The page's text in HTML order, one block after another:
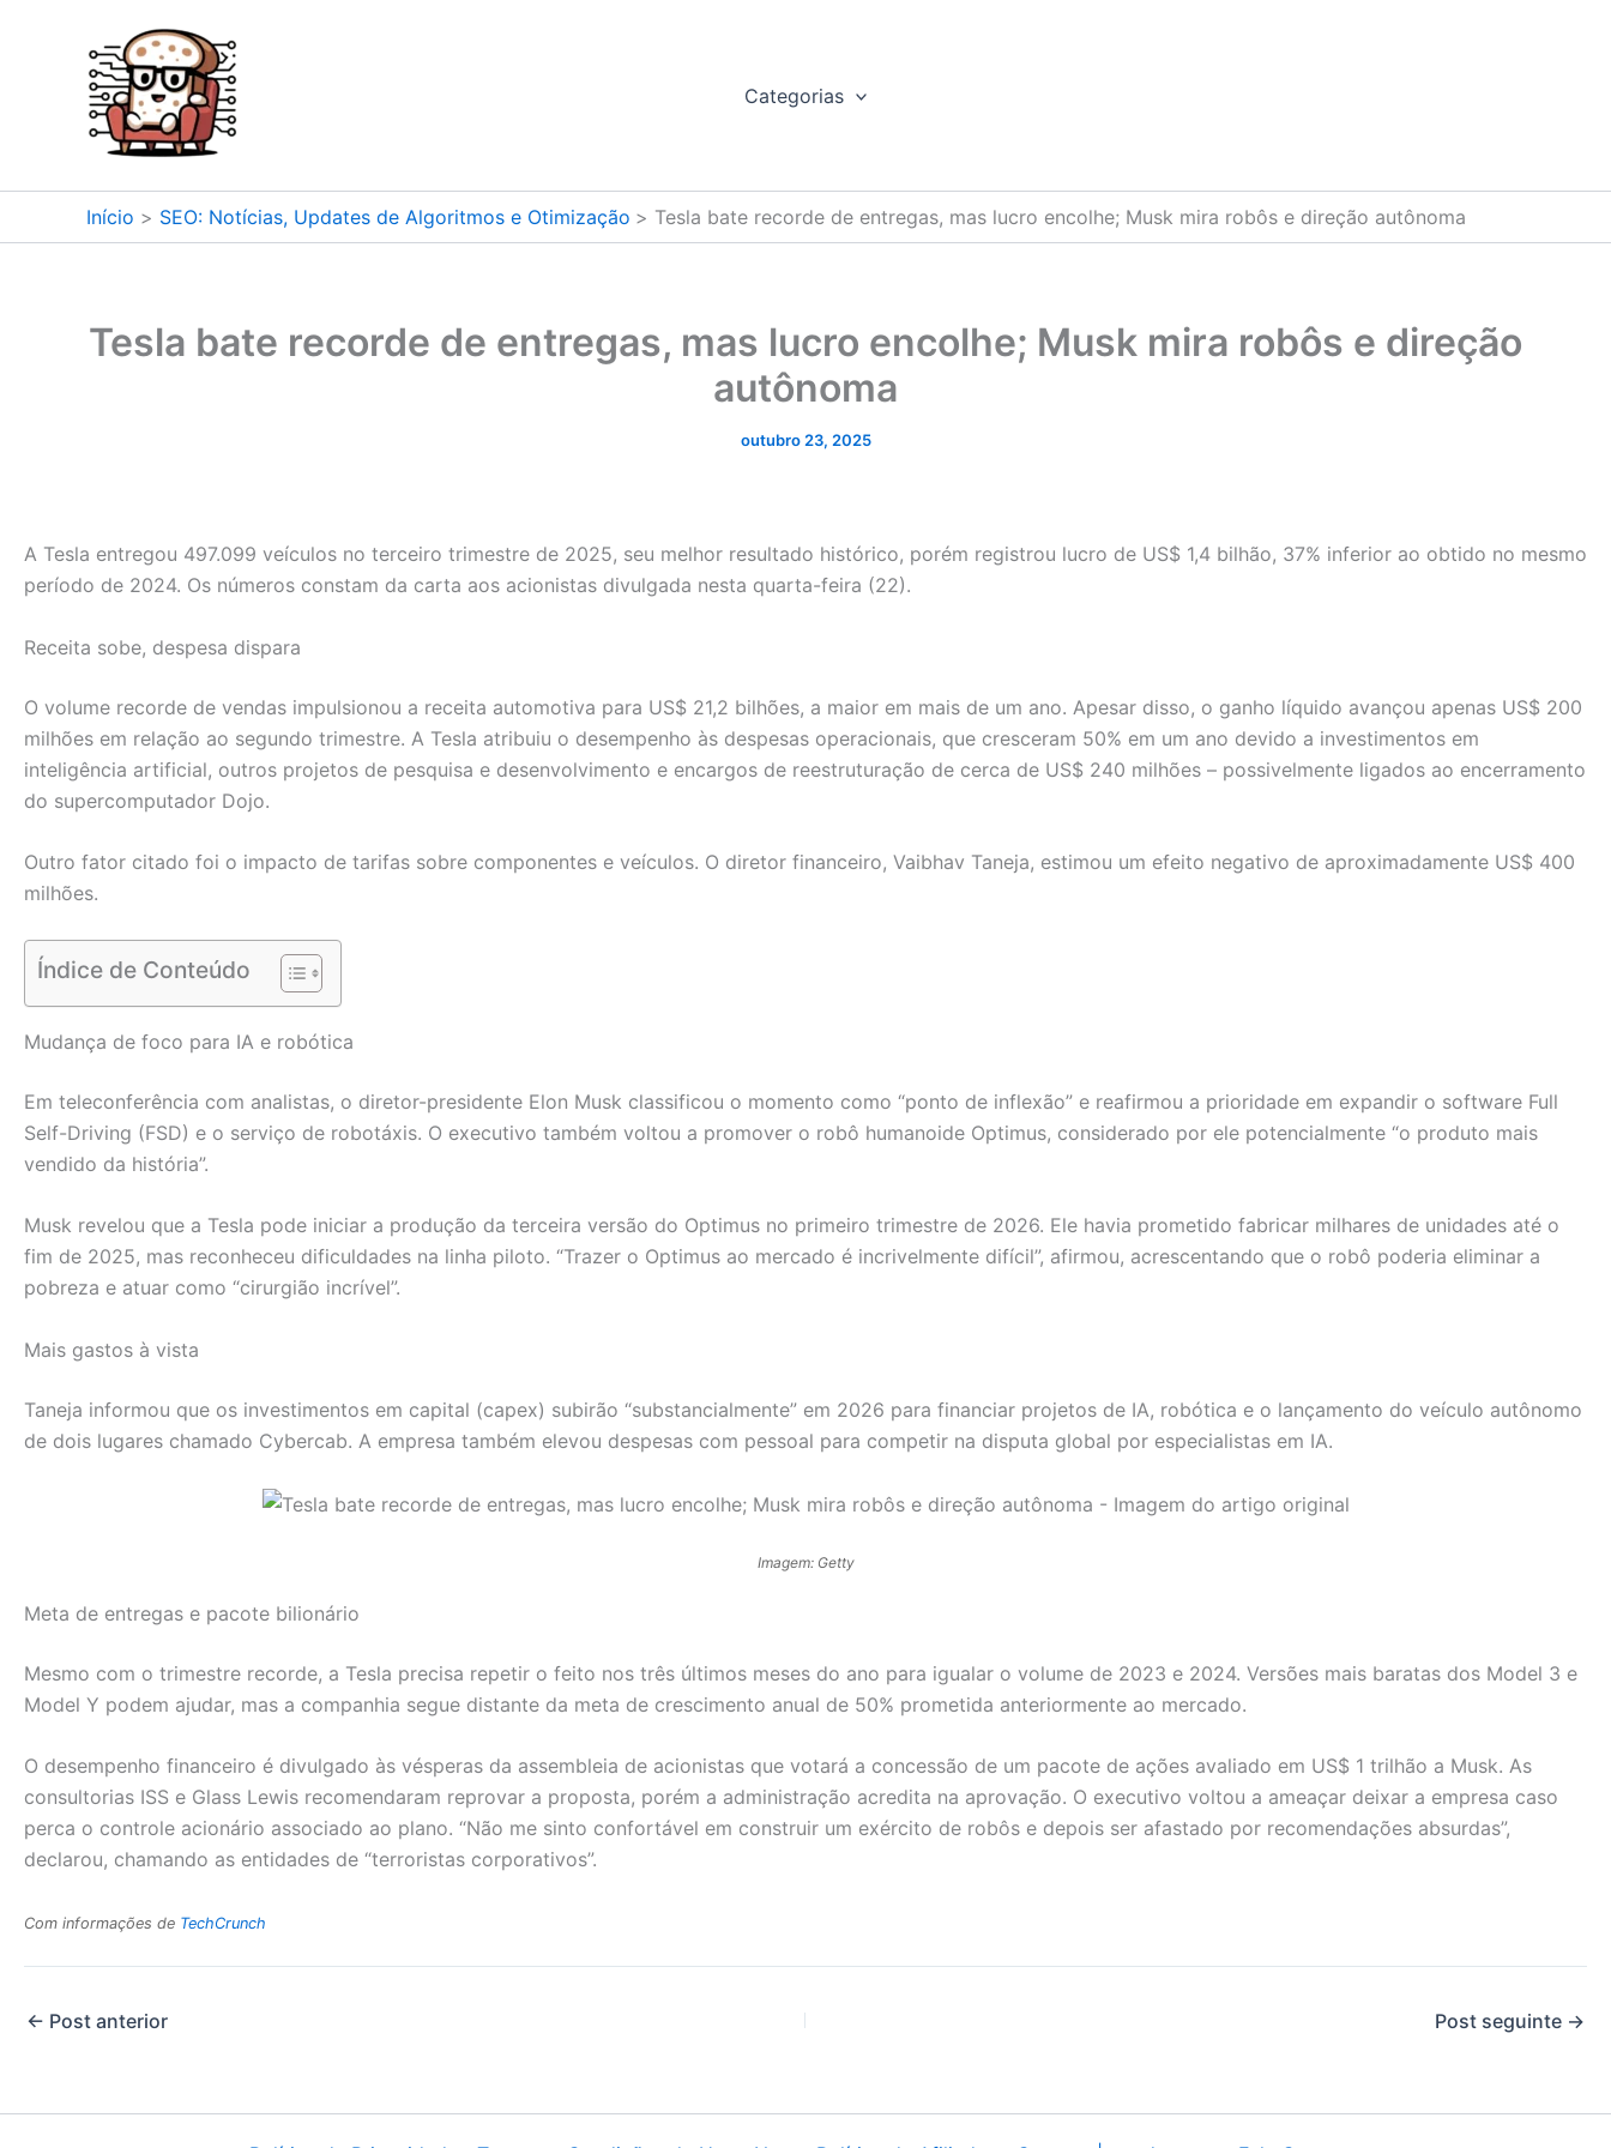
Categorias
Início SEO: Notícias, Updates de Algoritmos e Otimização Tesla bate recorde de entregas, mas lucro encolhe; Musk mira robôs e direção autônoma
Tesla bate recorde de entregas, mas lucro encolhe; Musk mira robôs e direção
autônoma
outubro 23, 2025
A Tesla entregou 497.099 veículos no terceiro trimestre de 2025, seu melhor resultado histórico, porém registrou lucro de US$ 1,4 bilhão, 37% inferior ao obtido no mesmo
período de 2024. Os números constam da carta aos acionistas divulgada nesta quarta-feira (22).
Receita sobe, despesa dispara
O volume recorde de vendas impulsionou a receita automotiva para US$ 21,2 bilhões, a maior em mais de um ano. Apesar disso, o ganho líquido avançou apenas US$ 200
milhões em relação ao segundo trimestre. A Tesla atribuiu o desempenho às despesas operacionais, que cresceram 50% em um ano devido a investimentos em
inteligência artificial, outros projetos de pesquisa e desenvolvimento e encargos de reestruturação de cerca de US$ 240 milhões – possivelmente ligados ao encerramento
do supercomputador Dojo.
Outro fator citado foi o impacto de tarifas sobre componentes e veículos. O diretor financeiro, Vaibhav Taneja, estimou um efeito negativo de aproximadamente US$ 400
milhões.
Índice de Conteúdo
Mudança de foco para IA e robótica
Em teleconferência com analistas, o diretor-presidente Elon Musk classificou o momento como “ponto de inflexão” e reafirmou a prioridade em expandir o software Full
Self-Driving (FSD) e o serviço de robotáxis. O executivo também voltou a promover o robô humanoide Optimus, considerado por ele potencialmente “o produto mais
vendido da história”.
Musk revelou que a Tesla pode iniciar a produção da terceira versão do Optimus no primeiro trimestre de 2026. Ele havia prometido fabricar milhares de unidades até o
fim de 2025, mas reconheceu dificuldades na linha piloto. “Trazer o Optimus ao mercado é incrivelmente difícil”, afirmou, acrescentando que o robô poderia eliminar a
pobreza e atuar como “cirurgião incrível”.
Mais gastos à vista
Taneja informou que os investimentos em capital (capex) subirão “substancialmente” em 2026 para financiar projetos de IA, robótica e o lançamento do veículo autônomo
de dois lugares chamado Cybercab. A empresa também elevou despesas com pessoal para competir na disputa global por especialistas em IA.
Imagem: Getty
Meta de entregas e pacote bilionário
Mesmo com o trimestre recorde, a Tesla precisa repetir o feito nos três últimos meses do ano para igualar o volume de 2023 e 2024. Versões mais baratas dos Model 3 e
Model Y podem ajudar, mas a companhia segue distante da meta de crescimento anual de 50% prometida anteriormente ao mercado.
O desempenho financeiro é divulgado às vésperas da assembleia de acionistas que votará a concessão de um pacote de ações avaliado em US$ 1 trilhão a Musk. As
consultorias ISS e Glass Lewis recomendaram reprovar a proposta, porém a administração acredita na aprovação. O executivo voltou a ameaçar deixar a empresa caso
perca o controle acionário associado ao plano. “Não me sinto confortável em construir um exército de robôs e depois ser afastado por recomendações absurdas”,
declarou, chamando as entidades de “terroristas corporativos”.
Com informações de TechCrunch
← Post anterior Post seguinte →